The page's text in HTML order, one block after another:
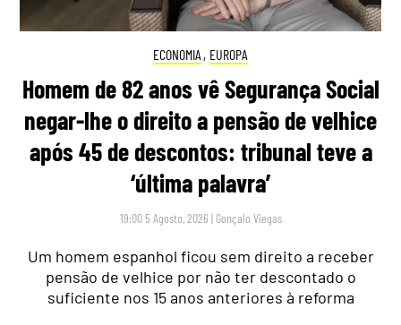
ECONOMIA , EUROPA
Homem de 82 anos vê Segurança Social
negar-lhe o direito a pensão de velhice
após 45 de descontos: tribunal teve a
‘última palavra’
19:00 5 Agosto, 2026 | Gonçalo Viegas
Um homem espanhol ficou sem direito a receber
pensão de velhice por não ter descontado o
suficiente nos 15 anos anteriores à reforma